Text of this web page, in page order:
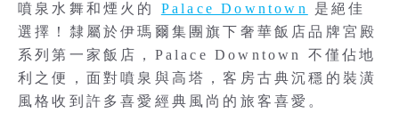
噴泉水舞和煙火的 Palace Downtown
是絕佳
選擇！隸屬於伊瑪爾集團旗下奢華飯店品牌宮殿
系列第一家飯店，Palace Downtown 不僅佔地
利之便，面對噴泉與高塔，客房古典沉穩的裝潢
風格收到許多喜愛經典風尚的旅客喜愛。